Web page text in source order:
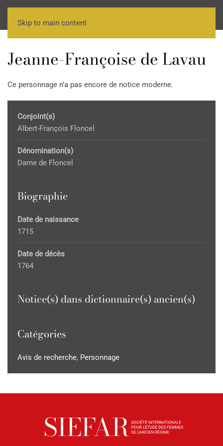
Skip to main content
Jeanne-Françoise de Lavau
Ce personnage n’a pas encore de notice moderne.
Conjoint(s)
Albert-François Floncel
Dénomination(s)
Dame de Floncel
Biographie
Date de naissance
1715
Date de décès
1764
Notice(s) dans dictionnaire(s) ancien(s)
Catégories
Avis de recherche, Personnage